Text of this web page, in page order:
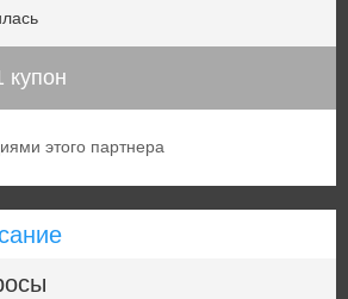
купон
этого партнера